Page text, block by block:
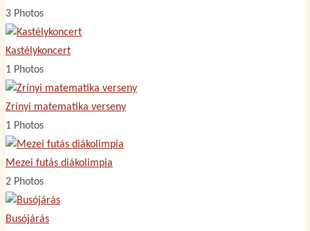
3 Photos
Kastélykoncert
1 Photos
Zrínyi matematika verseny
1 Photos
Mezei futás diákolimpia
2 Photos
Busójárás